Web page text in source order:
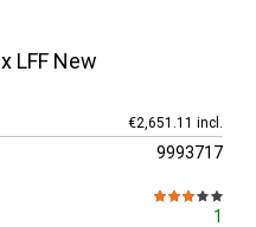
LFF New
€2,651.11 incl.
9993717
1